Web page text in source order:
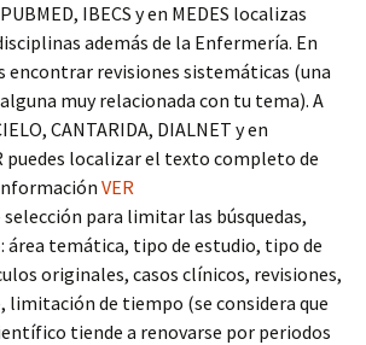
IBECS y en MEDES localizas
además de la Enfermería. En
encontrar revisiones sistemáticas (una
muy relacionada con tu tema). A
CANTARIDA, DIALNET y en
puedes localizar el texto completo de
VER
para limitar las búsquedas,
área temática, tipo de estudio, tipo de
originales, casos clínicos, revisiones,
limitación de tiempo (se considera que
tiende a renovarse por periodos